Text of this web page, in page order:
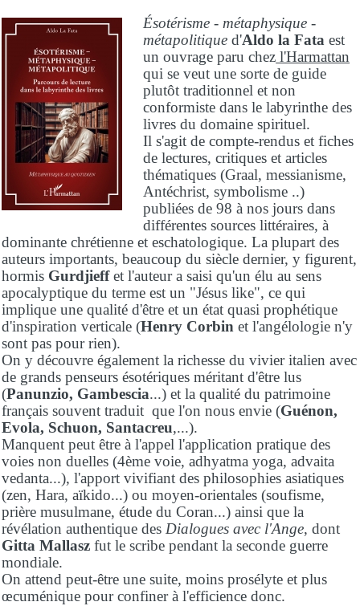
Ésotérisme - métaphysique -
métapolitique d'Aldo la Fata est
un ouvrage paru chez l'Harmattan
qui se veut une sorte de guide
plutôt traditionnel et non
conformiste dans le labyrinthe des
livres du domaine spirituel.
Il s'agit de compte-rendus et fiches
de lectures, critiques et articles
thématiques (Graal, messianisme,
Antéchrist, symbolisme ..)
publiées de 98 à nos jours dans
différentes sources littéraires, à
dominante chrétienne et eschatologique. La plupart des
auteurs importants, beaucoup du siècle dernier, y figurent,
hormis Gurdjieffet l'auteur a saisi qu'un élu au sens
apocalyptique du terme est un "Jésus like", ce qui
implique une qualité d'être et un état quasi prophétique
d'inspiration verticale (Henry Corbin et l'angélologie n'y
sont pas pour rien).
On y découvre également la richesse du vivier italien avec
de grands penseurs ésotériques méritant d'être lus
(Panunzio, Gambescia...) et la qualité du patrimoine
français souvent traduit que l'on nous envie (Guénon,
Evola, Schuon, Santacreu,...).
Manquent peut être à l'appel l'application pratique des
voies non duelles (4ème voie, adhyatma yoga, advaita
vedanta...), l'apport vivifiant des philosophies asiatiques
(zen, Hara, aïkido...) ou moyen-orientales (soufisme,
prière musulmane, étude du Coran...) ainsi que la
révélation authentique des Dialogues avec l'Ange, dont
Gitta Mallasz fut le scribe pendant la seconde guerre
mondiale.
On attend peut-être une suite, moins prosélyte et plus
œcuménique pour confiner à l'efficience donc.